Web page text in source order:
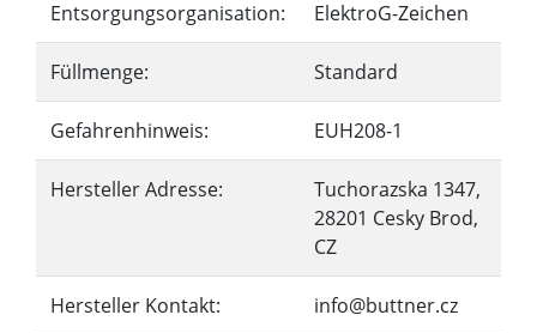
Entsorgungsorganisation: ElektroG-Zeichen
Füllmenge: Standard
Gefahrenhinweis: EUH208-1
Hersteller Adresse:
Tuchorazska 1347,
28201 Cesky Brod,
CZ
Hersteller Kontakt: info@buttner.cz